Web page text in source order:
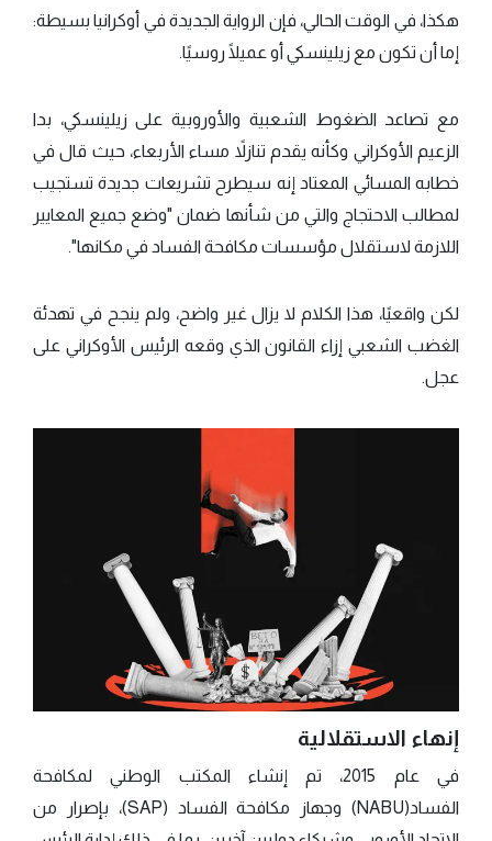
هكذا، في الوقت الحالي، فإن الرواية الجديدة في أوكرانيا بسيطة:
إما أن تكون مع زيلينسكي أو عميلًا روسيًا.
مع تصاعد الضغوط الشعبية والأوروبية على زيلينسكي، بدا
الزعيم الأوكراني وكأنه يقدم تنازلاً مساء الأربعاء، حيث قال في
خطابه المسائي المعتاد إنه سيطرح تشريعات جديدة تستجيب
لمطالب الاحتجاج والتي من شأنها ضمان "وضع جميع المعايير
اللازمة لاستقلال مؤسسات مكافحة الفساد في مكانها".
لكن واقعيًا، هذا الكلام لا يزال غير واضح، ولم ينجح في تهدئة
الغضب الشعبي إزاء القانون الذي وقعه الرئيس الأوكراني على
عجل.
إنهاء الاستقلالية
في عام 2015، تم إنشاء المكتب الوطني لمكافحة
الفساد(NABU) وجهاز مكافحة الفساد (SAP)، بإصرار من